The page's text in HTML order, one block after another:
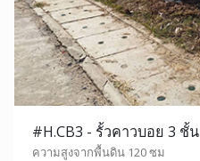
#H.CB3 - รั้วคาวบอย 3 ชั้น
ความสูงจากพื้นดิน 120 ซม